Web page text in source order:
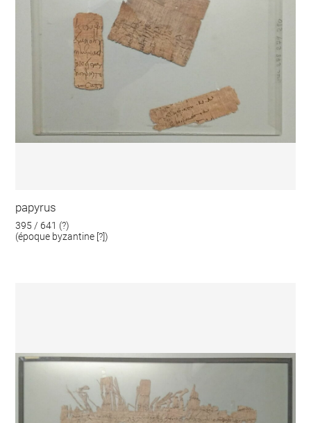
papyrus
395 / 641 (?)
(époque byzantine [?])